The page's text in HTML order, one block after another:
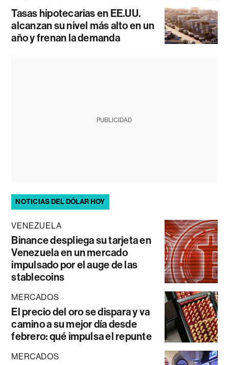
Tasas hipotecarias en EE.UU.
alcanzan su nivel más alto en un
año y frenan la demanda
PUBLICIDAD
NOTICIAS DEL DÓLAR HOY
VENEZUELA
Binance despliega su tarjeta en
Venezuela en un mercado
impulsado por el auge de las
stablecoins
MERCADOS
El precio del oro se dispara y va
camino a su mejor día desde
febrero: qué impulsa el repunte
MERCADOS